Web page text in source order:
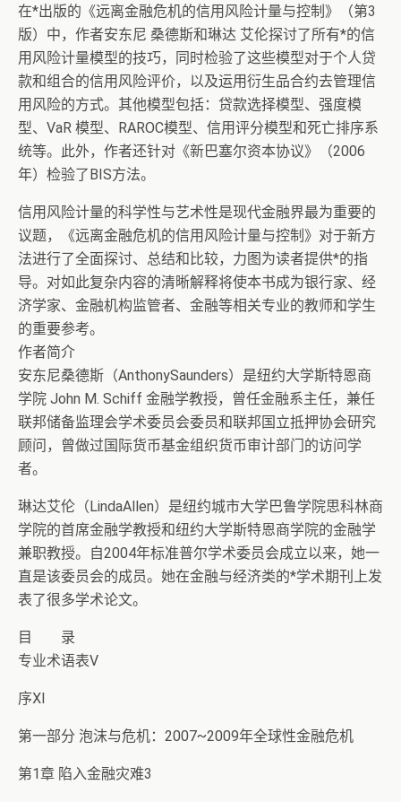
在*出版的《远离金融危机的信用风险计量与控制》（第3
版）中，作者安东尼 桑德斯和琳达 艾伦探讨了所有*的信
用风险计量模型的技巧，同时检验了这些模型对于个人贷
款和组合的信用风险评价，以及运用衍生品合约去管理信
用风险的方式。其他模型包括：贷款选择模型、强度模
型、VaR 模型、RAROC模型、信用评分模型和死亡排序系
统等。此外，作者还针对《新巴塞尔资本协议》（2006
年）检验了BIS方法。
信用风险计量的科学性与艺术性是现代金融界最为重要的
议题，《远离金融危机的信用风险计量与控制》对于新方
法进行了全面探讨、总结和比较，力图为读者提供*的指
导。对如此复杂内容的清晰解释将使本书成为银行家、经
济学家、金融机构监管者、金融等相关专业的教师和学生
的重要参考。
作者简介
安东尼桑德斯（AnthonySaunders）是纽约大学斯特恩商
学院 John M. Schiff 金融学教授，曾任金融系主任，兼任
联邦储备监理会学术委员会委员和联邦国立抵押协会研究
顾问，曾做过国际货币基金组织货币审计部门的访问学
者。
琳达艾伦（LindaAllen）是纽约城市大学巴鲁学院思科林商
学院的首席金融学教授和纽约大学斯特恩商学院的金融学
兼职教授。自2004年标准普尔学术委员会成立以来，她一
直是该委员会的成员。她在金融与经济类的*学术期刊上发
表了很多学术论文。
目 录
专业术语表Ⅴ
序Ⅺ
第一部分 泡沫与危机：2007~2009年全球性金融危机
第1章 陷入金融灾难3